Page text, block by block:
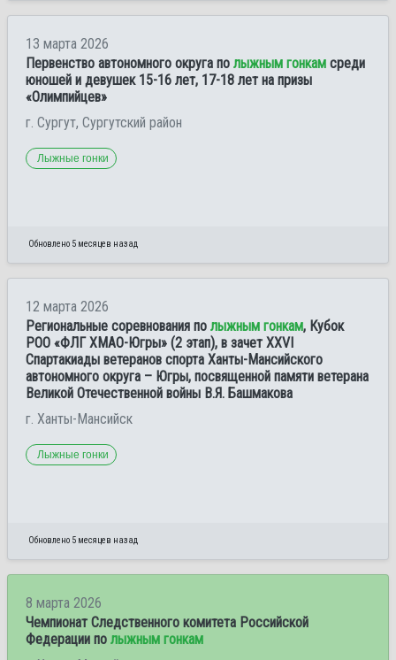
13 марта 2026
Первенство автономного округа по лыжным гонкам среди
юношей и девушек 15-16 лет, 17-18 лет на призы
«Олимпийцев»
г. Сургут, Сургутский район
Лыжные гонки
Обновлено 5 месяцев назад
12 марта 2026
Региональные соревнования по лыжным гонкам, Кубок
РОО «ФЛГ ХМАО-Югры» (2 этап), в зачет XXVI
Спартакиады ветеранов спорта Ханты-Мансийского
автономного округа – Югры, посвященной памяти ветерана
Великой Отечественной войны В.Я. Башмакова
г. Ханты-Мансийск
Лыжные гонки
Обновлено 5 месяцев назад
8 марта 2026
Чемпионат Следственного комитета Российской
Федерации по лыжным гонкам